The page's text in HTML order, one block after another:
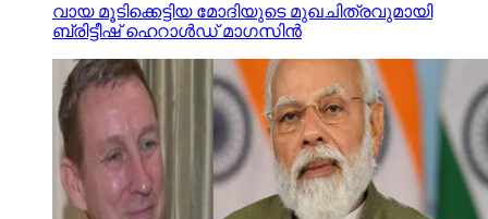
വായ മൂടിക്കെട്ടിയ മോദിയുടെ മുഖചിത്രവുമായി
ബ്രിട്ടീഷ് ഹെറാള്‍ഡ് മാഗസിന്‍